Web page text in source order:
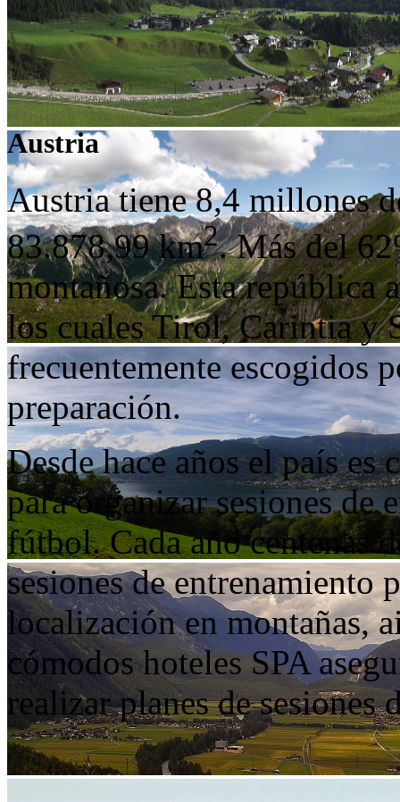
Austria
Austria tiene 8,4 millones
83.878,99 km2. Más del
montañosa. Esta república
los cuales Tirol, Carintia y
frecuentemente escogidos
preparación.
Desde hace años el país
para organizar sesiones de
fútbol. Cada año centenas
sesiones de entrenamiento
localización en montañas,
cómodos hoteles SPA
realizar planes de sesiones